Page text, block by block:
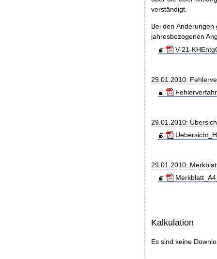
verständigt.
Bei den
jahresbezogenen
V-21-
29.01.2010:
29.01.2010:
29.01.2010:
Kalkulation
Es sind keine